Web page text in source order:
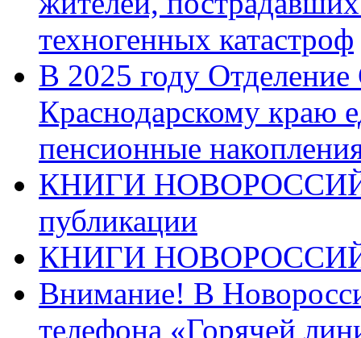
техногенных катастроф
В 2025 году
Краснодарскому краю
пенсионные
КНИГИ
публикации
КНИГИ
Внимание! В
телефона «Горячей